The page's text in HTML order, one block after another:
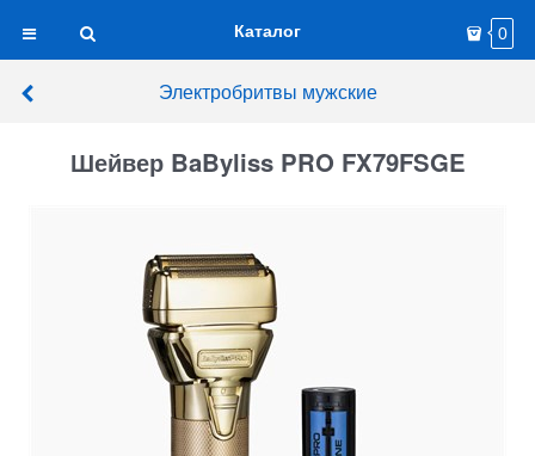
Каталог 0
Электробритвы мужские
Шейвер BaByliss PRO FX79FSGE